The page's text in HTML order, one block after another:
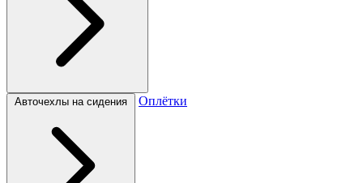
Авточехлы на сидения Оплётки